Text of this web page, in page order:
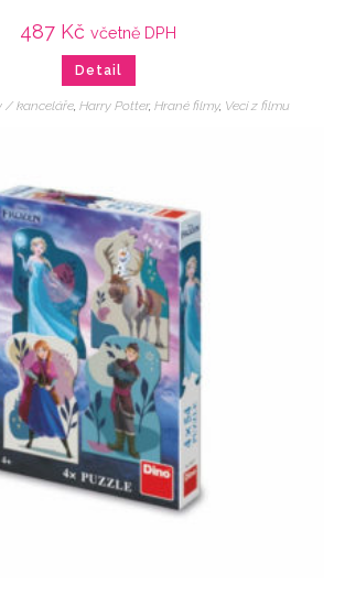
487 Kč včetně DPH
Detail
/ kanceláře, Harry Potter, Hrané filmy, Veci z filmu